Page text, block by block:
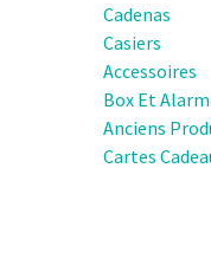
Cadenas
Casiers
Accessoires
Box Et
Anciens
Cartes